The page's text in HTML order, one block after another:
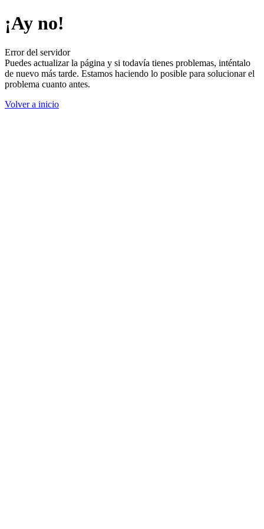
¡Ay no!
Error del servidor
Puedes actualizar la página y si todavía tienes problemas, inténtalo
de nuevo más tarde. Estamos haciendo lo posible para solucionar el
problema cuanto antes.
Volver a inicio